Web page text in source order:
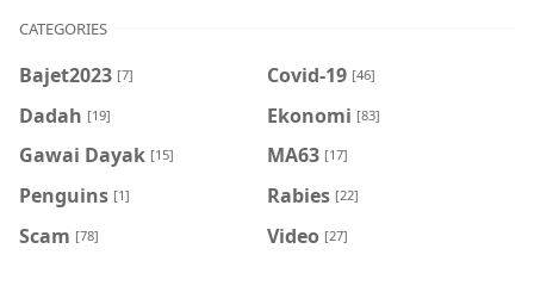
CATEGORIES
Bajet2023 [7] Covid-19 [46]
Dadah [19] Ekonomi [83]
Gawai Dayak [15] MA63 [17]
Penguins [1] Rabies [22]
Scam [78] Video [27]